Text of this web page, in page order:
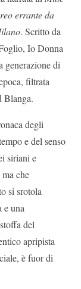
errante da
. Scritto da
Io Donna
generazione di
filtrata
Blanga.
degli
e del senso
siriani e
che
si srotola
e una
del
apripista
è fuor di